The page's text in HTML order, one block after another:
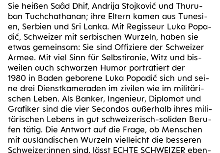
Sie hei­ßen Saâd Dhif, Andri­ja Sto­j­ko­vić und Thu­ru­
ban Tuch­chathan­an; ihre Eltern kamen aus Tune­si­
en, Ser­bi­en und Sri Lan­ka. Mit Regis­seur Luka Popa­
dić, Schwei­zer mit ser­bi­schen Wur­zeln, haben sie
etwas gemein­sam: Sie sind Offi­zie­re der Schwei­zer
Armee. Mit viel Sinn für Selbst­iro­nie, Witz und bis­
wei­len auch schwar­zen Humor por­trä­tiert der
1980 in Baden gebo­re­ne Luka Popa­dić sich und sei­
ne drei Dienst­ka­me­ra­den im zivi­len wie im mili­tä­ri­
schen Leben. Als Ban­ker, Inge­nieur, Diplo­mat und
Gra­fi­ker sind die vier Secon­dos außer­halb ihres mili­
tä­ri­schen Lebens in gut schwei­ze­risch-soli­den Beru­
fen tätig. Die Ant­wort auf die Fra­ge, ob Men­schen
mit aus­län­di­schen Wur­zeln viel­leicht die bes­se­ren
Schweizer:innen sind, lässt ECH­TE SCHWEI­ZER eben­